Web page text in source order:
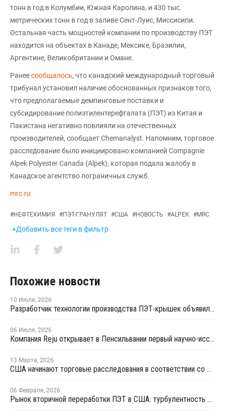
тонн в год в Колумбии, Южная Каролина, и 430 тыс.
метрических тонн в год в заливе Сент-Луис, Миссисипи.
Остальная часть мощностей компании по производству ПЭТ
находится на объектах в Канаде, Мексике, Бразилии,
Аргентине, Великобритании и Омане.
Ранеесообщалось, что канадский международный торговый
трибунал установил наличие обоснованных признаков того,
что предполагаемые демпинговые поставки и
субсидирование полиэтилентерефталата (ПЭТ) из Китая и
Пакистана негативно повлияли на отечественных
производителей, сообщает Chemanalyst. Напомним, торговое
расследование было инициировано компанией Compagnie
Alpek Polyester Canada (Alpek), которая подала жалобу в
Канадское агентство пограничных служб.
mrc.ru
#НЕФТЕХИМИЯ #ПЭТ-ГРАНУЛЯТ #США #НОВОСТЬ #ALPEK #MRC
+Добавить все теги в фильтр
Похожие новости
10 Июля, 2026
Разработчик технологии производства ПЭТ-крышек объявил о банкротстве
06 Июля, 2026
Компания Reju открывает в Пенсильвании первый научно-исследовательский центр по переработке текстиля
13 Марта, 2026
США начинают торговые расследования в соответствии со статьей 301 в отношении 16 стран, включая ЕС и Китай
06 Февраля, 2026
Рынок вторичной переработки ПЭТ в США: турбулентность продлится в 2026 году